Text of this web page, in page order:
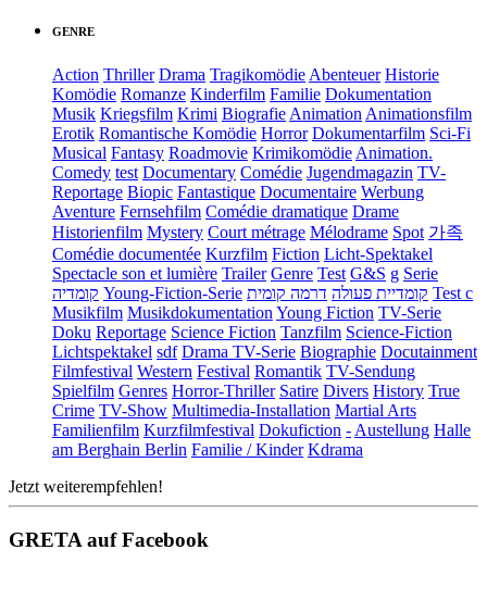
GENRE
Action Thriller Drama Tragikomödie Abenteuer Historie
Komödie Romanze Kinderfilm Familie Dokumentation
Musik Kriegsfilm Krimi Biografie Animation Animationsfilm
Erotik Romantische Komödie Horror Dokumentarfilm Sci-Fi
Musical Fantasy Roadmovie Krimikomödie Animation.
Comedy test Documentary Comédie Jugendmagazin TV-
Reportage Biopic Fantastique Documentaire Werbung
Aventure Fernsehfilm Comédie dramatique Drame
Historienfilm Mystery Court métrage Mélodrame Spot 가족
Comédie documentée Kurzfilm Fiction Licht-Spektakel
Spectacle son et lumière Trailer Genre Test G&S g Serie
קומדיה Young-Fiction-Serie קומדיית פעולה דרמה קומית
Test c
Musikfilm Musikdokumentation Young Fiction TV-Serie
Doku Reportage Science Fiction Tanzfilm Science-Fiction
Lichtspektakel sdf Drama TV-Serie Biographie Docutainment
Filmfestival Western Festival Romantik TV-Sendung
Spielfilm Genres Horror-Thriller Satire Divers History True
Crime TV-Show Multimedia-Installation Martial Arts
Familienfilm Kurzfilmfestival Dokufiction - Austellung Halle
am Berghain Berlin Familie / Kinder Kdrama
Jetzt weiterempfehlen!
GRETA auf Facebook